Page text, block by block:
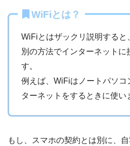
WiFiとは？
WiFiとはザックリ説明すると
別の方法でインターネットに
す。
例えば、WiFiはノートパソコ
ターネットをするときに使い
もし、スマホの契約とは別に、